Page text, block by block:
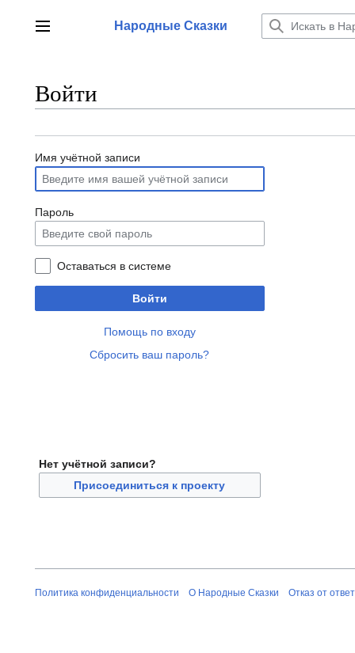
содержаниюГлавное менюНародные Сказки
Войти
Имя учётной записи
Пароль
Оставаться в системе
Войти
Помощь по входу
Сбросить ваш пароль?
Нет учётной записи?
Присоединиться к проекту
Политика конфиденциальности О Народные Сказки Отказ от